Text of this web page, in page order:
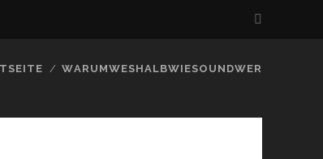
WARUMWESHALBWIESOUNDWER